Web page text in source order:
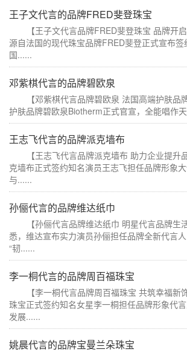
王子文代言的品牌FRED斐登珠宝
【王子文代言品牌FRED斐登珠宝 品牌开
源自法国的现代珠宝品牌FRED斐登正式宣布签
国......
邓紫棋代言的品牌碧欧泉
【邓紫棋代言品牌碧欧泉 法国高端护肤品
护肤品牌碧欧泉Biotherm正式官宣，全能唱作
王志飞代言的品牌派克墙布
【王志飞代言品牌派克墙布 助力企业提升
克墙布正式签约知名演员王志飞担任品牌形象
与......
孙俪代言的品牌维达纸巾
【孙俪代言品牌维达纸巾 明星代言品牌生
悉，维达宣布实力演员孙俪担任品牌全新代言
“韧......
李一桐代言的品牌周百福珠宝
【李一桐代言品牌周百福珠宝 共筑幸福新
珠宝正式签约知名女星李一桐担任品牌形象代
发展......
姚晨代言的品牌宝曼兰朵珠宝